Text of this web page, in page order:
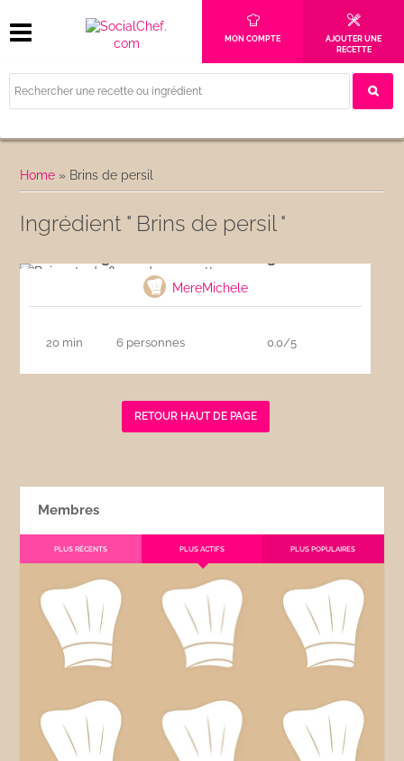
MON COMPTE
AJOUTER UNE
RECETTE
Home » Brins de persil
Ingrédient " Brins de persil "
MereMichele
20 min 6 personnes 0.0/5
RETOUR HAUT DE PAGE
Membres
PLUS RÉCENTS PLUS ACTIFS PLUS POPULAIRES